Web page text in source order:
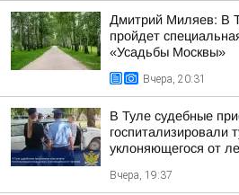
Дмитрий Миляев: В
пройдет
«Усадьбы Москвы»
Вчера, 20:31
В Туле судебные
госпитализировали
уклоняющегося от
Вчера, 19:37